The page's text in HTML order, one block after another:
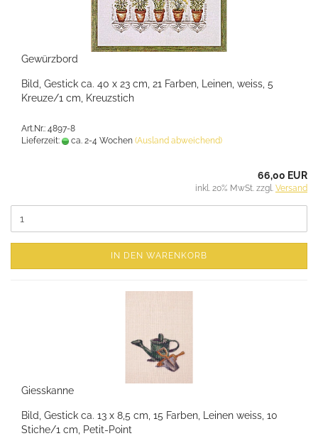
Gewürzbord
Bild, Gestick ca. 40 x 23 cm, 21 Farben, Leinen, weiss, 5
Kreuze/1 cm, Kreuzstich
Art.Nr.: 4897-8
Lieferzeit:
ca. 2-4 Wochen (Ausland abweichend)
66,00 EUR
inkl. 20% MwSt. zzgl. Versand
IN DEN WARENKORB
Giesskanne
Bild, Gestick ca. 13 x 8,5 cm, 15 Farben, Leinen weiss, 10
Stiche/1 cm, Petit-Point